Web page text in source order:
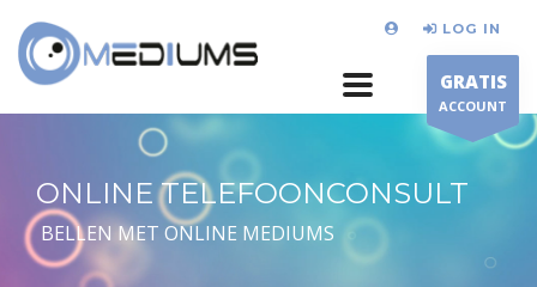
LOG IN
GRATIS
ACCOUNT
ONLINE TELEFOONCONSULT
BELLEN MET ONLINE MEDIUMS